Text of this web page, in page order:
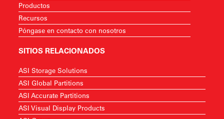
Productos
Recursos
Póngase en contacto con nosotros
SITIOS RELACIONADOS
ASI Storage Solutions
ASI Global Partitions
ASI Accurate Partitions
ASI Visual Display Products